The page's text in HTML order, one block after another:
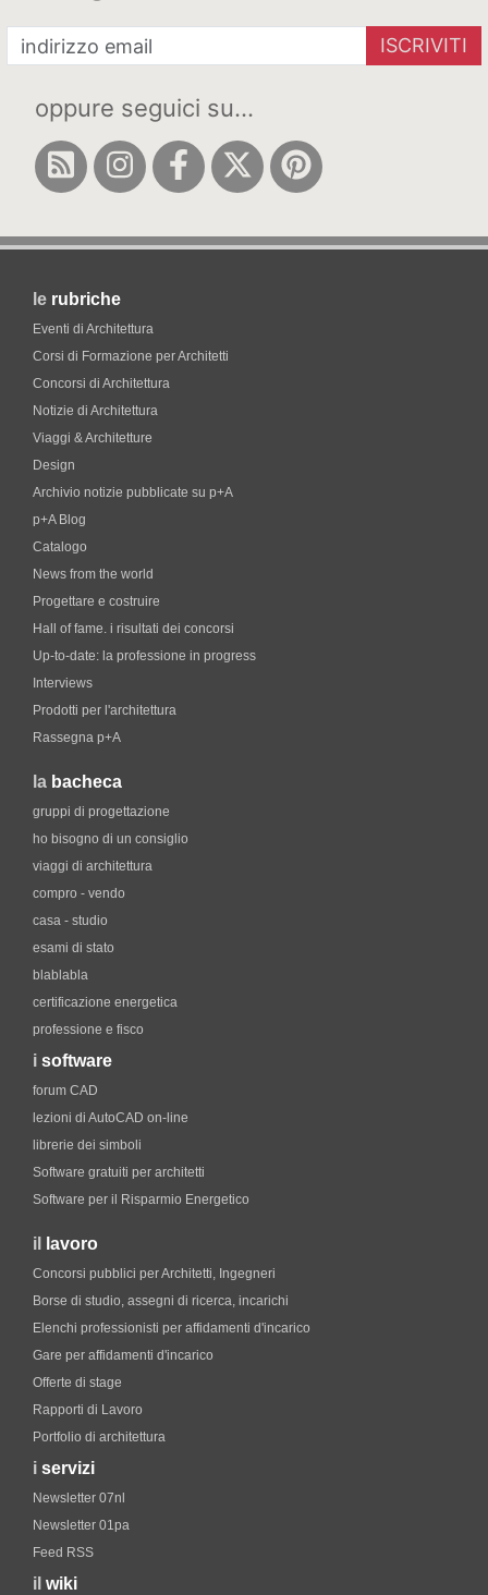
ISCRIVITI
oppure seguici su...
le rubriche
Eventi di Architettura
Corsi di Formazione per Architetti
Concorsi di Architettura
Notizie di Architettura
Viaggi & Architetture
Design
Archivio notizie pubblicate su p+A
p+A Blog
Catalogo
News from the world
Progettare e costruire
Hall of fame. i risultati dei concorsi
Up-to-date: la professione in progress
Interviews
Prodotti per l'architettura
Rassegna p+A
la bacheca
gruppi di progettazione
ho bisogno di un consiglio
viaggi di architettura
compro - vendo
casa - studio
esami di stato
blablabla
certificazione energetica
professione e fisco
i software
forum CAD
lezioni di AutoCAD on-line
librerie dei simboli
Software gratuiti per architetti
Software per il Risparmio Energetico
il lavoro
Concorsi pubblici per Architetti, Ingegneri
Borse di studio, assegni di ricerca, incarichi
Elenchi professionisti per affidamenti d'incarico
Gare per affidamenti d'incarico
Offerte di stage
Rapporti di Lavoro
Portfolio di architettura
i servizi
Newsletter 07nl
Newsletter 01pa
Feed RSS
il wiki